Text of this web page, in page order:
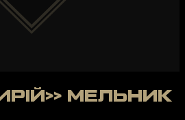
МЕЛЬНИК